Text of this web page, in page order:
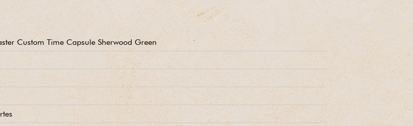
Custom Time Capsule Sherwood Green